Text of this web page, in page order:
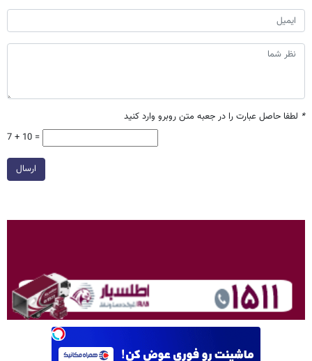
* لطفا حاصل عبارت را در جعبه متن روبرو وارد کنید
7 + 10 =
ارسال